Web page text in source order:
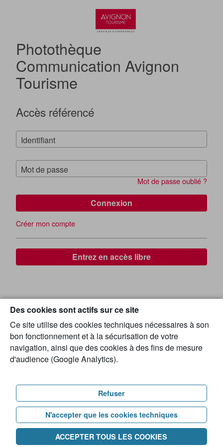
Photothèque
Communication Avignon
Tourisme
Accès référencé
Identifiant
Mot de passe
Mot de passe oublié ?
Connexion
Créer mon compte
Entrez en accès libre
Des cookies sont actifs sur ce site
Ce site utilise des cookies techniques nécessaires à son
bon fonctionnement et à la sécurisation de votre
navigation, ainsi que des cookies à des fins de mesure
d'audience (Google Analytics).
Refuser
N'accepter que les cookies techniques
ACCEPTER TOUS LES COOKIES